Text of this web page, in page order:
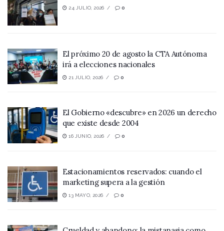
24 JULIO, 2026 0
El próximo 20 de agosto la CTA Autónoma
irá a elecciones nacionales
21 JULIO, 2026 0
El Gobierno «descubre» en 2026 un derecho
que existe desde 2004
16 JUNIO, 2026 0
Estacionamientos reservados: cuando el
marketing supera a la gestión
13 MAYO, 2026 0